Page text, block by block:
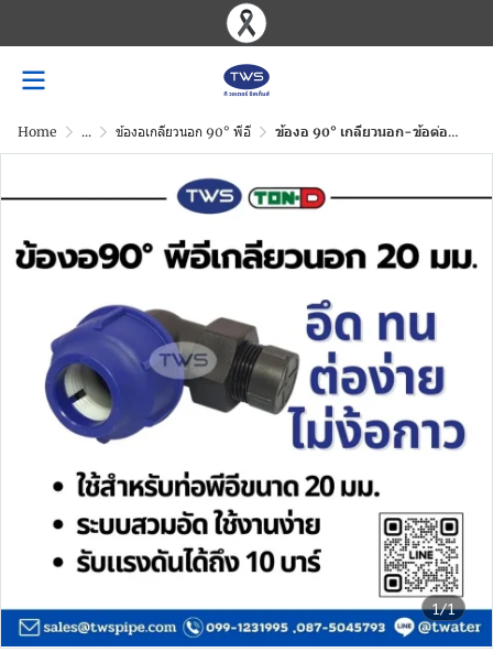
Home ... ข้องอเกลียวนอก 90° พีอี ข้องอ 90° เกลียวนอก-ข้อต่อท่อHDPEระบบสวมอัด ขนาด 20-110 มม.
1/1